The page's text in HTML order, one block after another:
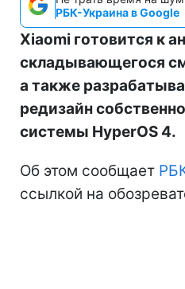
РБК-Украина в Google
Xiaomi готовится к
складывающегося
а также
редизайн
системы HyperOS 4.
Об этом сообщает
ссылкой на